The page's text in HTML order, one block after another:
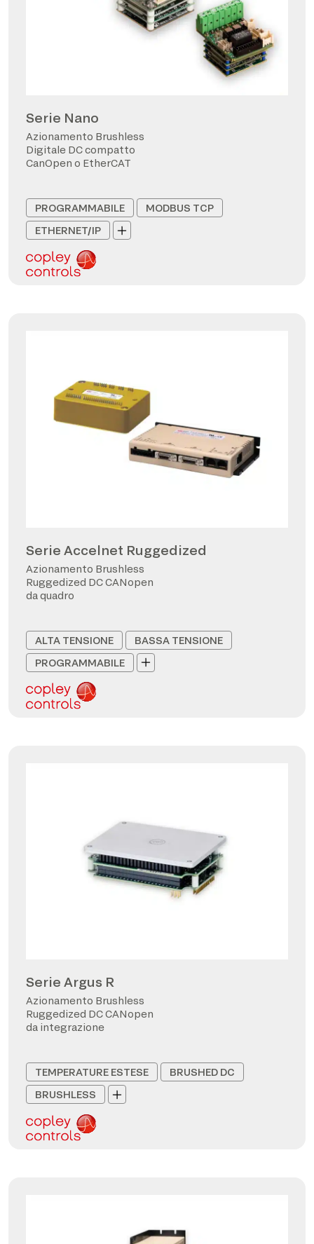
Serie Nano
Azionamento Brushless
Digitale DC compatto
CanOpen o EtherCAT
PROGRAMMABILE
MODBUS TCP
ETHERNET/IP
Serie Accelnet Ruggedized
Azionamento Brushless
Ruggedized DC CANopen
da quadro
ALTA TENSIONE
BASSA TENSIONE
PROGRAMMABILE
Serie Argus R
Azionamento Brushless
Ruggedized DC CANopen
da integrazione
TEMPERATURE ESTESE
BRUSHED DC
BRUSHLESS